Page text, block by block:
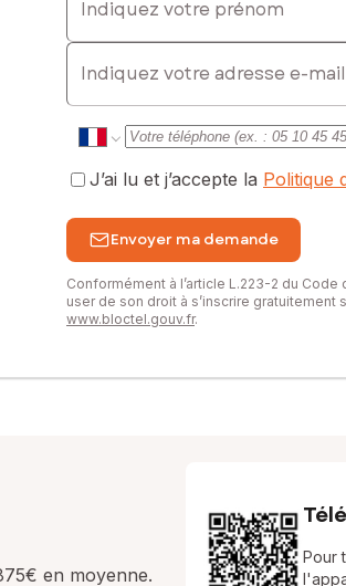
E-mail
J’ai lu et j’accepte la Politique
Envoyer ma demande
Conformément à l’article L.223-2 du
user de son droit à s’inscrire
www.bloctel.gouv.fr.
en moyenne.
Pour